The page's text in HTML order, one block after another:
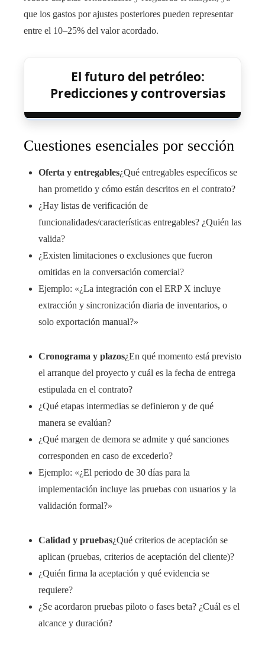
que los gastos por ajustes posteriores pueden representar
entre el 10–25% del valor acordado.
El futuro del petróleo:
Predicciones y controversias
Cuestiones esenciales por sección
Oferta y entregables¿Qué entregables específicos se
han prometido y cómo están descritos en el contrato?
¿Hay listas de verificación de
funcionalidades/características entregables? ¿Quién las
valida?
¿Existen limitaciones o exclusiones que fueron
omitidas en la conversación comercial?
Ejemplo: «¿La integración con el ERP X incluye
extracción y sincronización diaria de inventarios, o
solo exportación manual?»
Cronograma y plazos¿En qué momento está previsto
el arranque del proyecto y cuál es la fecha de entrega
estipulada en el contrato?
¿Qué etapas intermedias se definieron y de qué
manera se evalúan?
¿Qué margen de demora se admite y qué sanciones
corresponden en caso de excederlo?
Ejemplo: «¿El periodo de 30 días para la
implementación incluye las pruebas con usuarios y la
validación formal?»
Calidad y pruebas¿Qué criterios de aceptación se
aplican (pruebas, criterios de aceptación del cliente)?
¿Quién firma la aceptación y qué evidencia se
requiere?
¿Se acordaron pruebas piloto o fases beta? ¿Cuál es el
alcance y duración?